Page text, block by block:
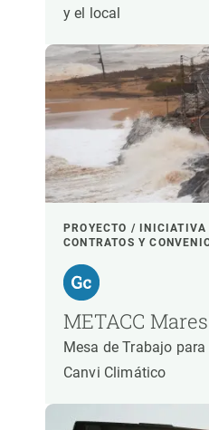
y el local
PROYECTO / INICIATIVA
CONTRATOS Y
METACC
Mesa de Trabajo
Canvi Climático